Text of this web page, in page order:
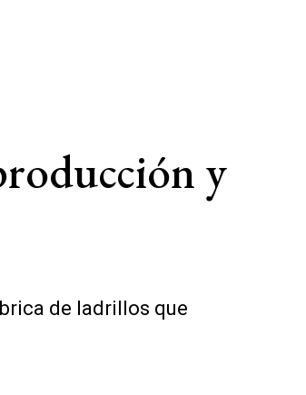
y
de ladrillos que